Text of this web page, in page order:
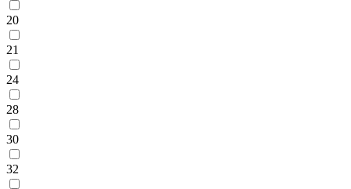
20
21
24
28
30
32